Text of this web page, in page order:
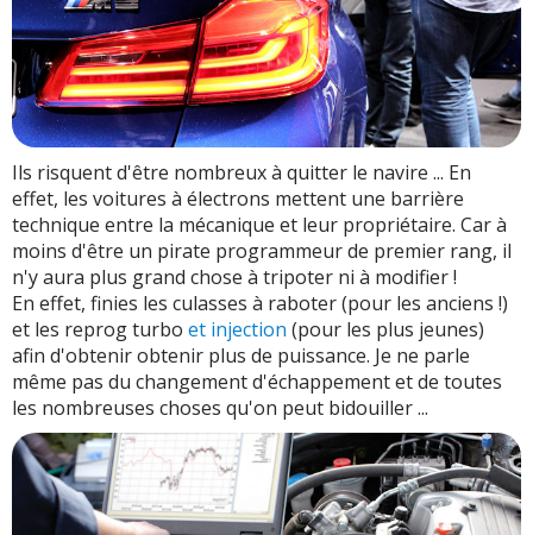
Ils risquent d'être nombreux à quitter le navire ... En
effet, les voitures à électrons mettent une barrière
technique entre la mécanique et leur propriétaire. Car à
moins d'être un pirate programmeur de premier rang, il
n'y aura plus grand chose à tripoter ni à modifier !
En effet, finies les culasses à raboter (pour les anciens !)
et les reprog turbo et injection (pour les plus jeunes)
afin d'obtenir obtenir plus de puissance. Je ne parle
même pas du changement d'échappement et de toutes
les nombreuses choses qu'on peut bidouiller ...